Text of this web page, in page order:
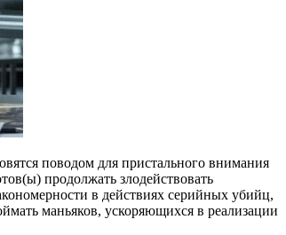
поводом для пристального внимания
продолжать злодействовать
в действиях серийных убийц,
маньяков, ускоряющихся в реализации